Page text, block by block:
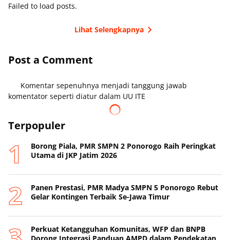
Failed to load posts.
Lihat Selengkapnya
Post a Comment
Komentar sepenuhnya menjadi tanggung jawab
komentator seperti diatur dalam UU ITE
Terpopuler
Borong Piala, PMR SMPN 2 Ponorogo Raih Peringkat
Utama di JKP Jatim 2026
Panen Prestasi, PMR Madya SMPN 5 Ponorogo Rebut
Gelar Kontingen Terbaik Se-Jawa Timur
Perkuat Ketangguhan Komunitas, WFP dan BNPB